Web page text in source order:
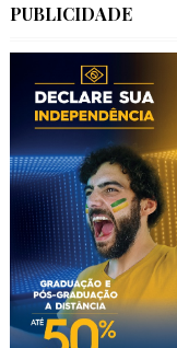
PUBLICIDADE